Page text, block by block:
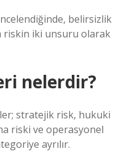
belirsizlik
riskin iki unsuru olarak
nelerdir?
stratejik risk, hukuki
riski ve operasyonel
ayrılır.